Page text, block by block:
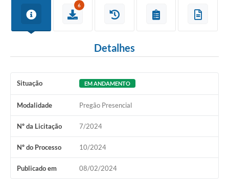
6
Detalhes
Situação EM ANDAMENTO
Modalidade Pregão Presencial
Nº da Licitação 7/2024
Nº do Processo 10/2024
Publicado em 08/02/2024